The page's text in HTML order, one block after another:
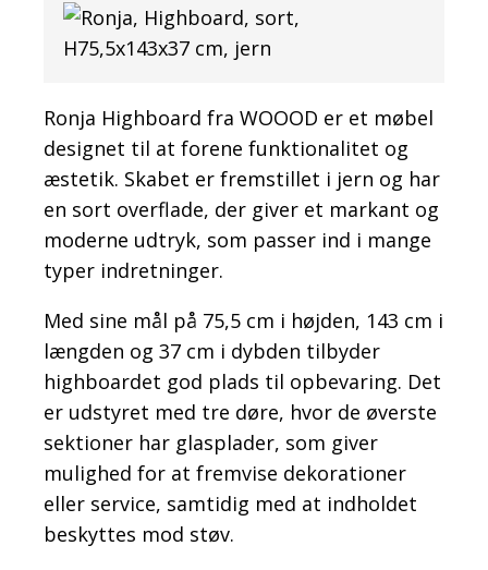
Ronja Highboard fra WOOOD er et møbel
designet til at forene funktionalitet og
æstetik. Skabet er fremstillet i jern og har
en sort overflade, der giver et markant og
moderne udtryk, som passer ind i mange
typer indretninger.
Med sine mål på 75,5 cm i højden, 143 cm i
længden og 37 cm i dybden tilbyder
highboardet god plads til opbevaring. Det
er udstyret med tre døre, hvor de øverste
sektioner har glasplader, som giver
mulighed for at fremvise dekorationer
eller service, samtidig med at indholdet
beskyttes mod støv.